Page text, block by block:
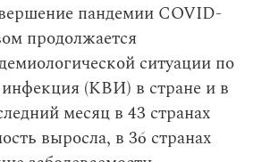
пандемии COVID-
продолжается
ситуации по
(КВИ) в стране и в
месяц в 43 странах
выросла, в 36 странах